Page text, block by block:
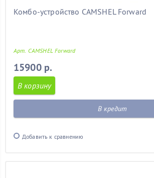
Комбо-устройство CAMSHEL Forward
Арт. CAMSHEL Forward
15900 р.
В корзину
В кредит
Добавить к сравнению